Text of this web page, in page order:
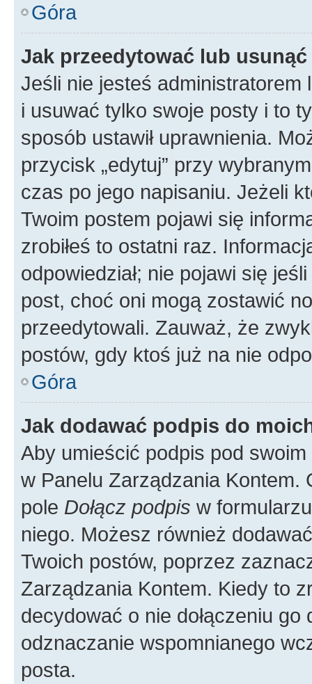
Góra
Jak przeedytować lub
Jeśli nie jesteś
i usuwać tylko swoje posty i to
sposób ustawił uprawnienia.
przycisk „edytuj” przy
czas po jego napisaniu. Jeżeli
Twoim postem pojawi się
zrobiłeś to ostatni raz.
odpowiedział; nie pojawi się
post, choć oni mogą zostawić
przeedytowali. Zauważ, że
postów, gdy ktoś już na nie
Góra
Jak dodawać podpis do
Aby umieścić podpis pod
w Panelu Zarządzania
pole Dołącz podpis w
niego. Możesz również
Twoich postów, poprzez
Zarządzania Kontem. Kiedy to
decydować o nie dołączeniu
odznaczanie wspomnianego
posta.